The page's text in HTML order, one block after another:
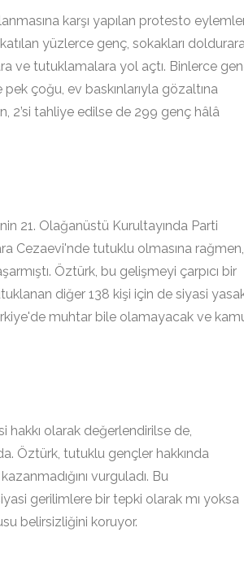
karşı yapılan protesto
yüzlerce genç, sokakları
ve tutuklamalara yol açtı. Binlerce
çoğu, ev baskınlarıyla gözaltına
2’si tahliye edilse de 299 genç hâlâ
21. Olağanüstü Kurultayında Parti
Cezaevi'nde tutuklu olmasına rağmen,
Öztürk, bu gelişmeyi çarpıcı bir
diğer 138 kişi için de siyasi
muhtar bile olamayacak ve
olarak değerlendirilse de,
Öztürk, tutuklu gençler hakkında
vurguladı. Bu
gerilimlere bir tepki olarak mı yoksa
belirsizliğini koruyor.